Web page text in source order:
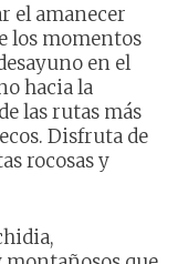
el amanecer
los momentos
en el
hacia la
las rutas más
Disfruta de
rocosas y